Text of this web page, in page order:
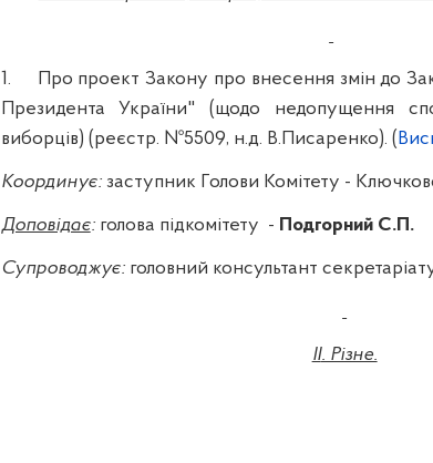
1.
Про проект Закону про внесення змін до
Президента України" (щодо недопущення
виборців) (реєстр. №5509, н.д. В.Писаренко). (
Координує: заступник Голови Комітету -
Доповідає: голова підкомітету - Подгорний С.П.
Супроводжує: головний консультант
II. Різне.